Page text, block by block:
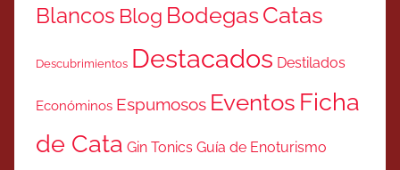
Blancos Blog BodegasCatas
Descubrimientos Destacados Destilados
Económinos Espumosos Eventos Ficha
de Cata Gin Tonics Guía de Enoturismo